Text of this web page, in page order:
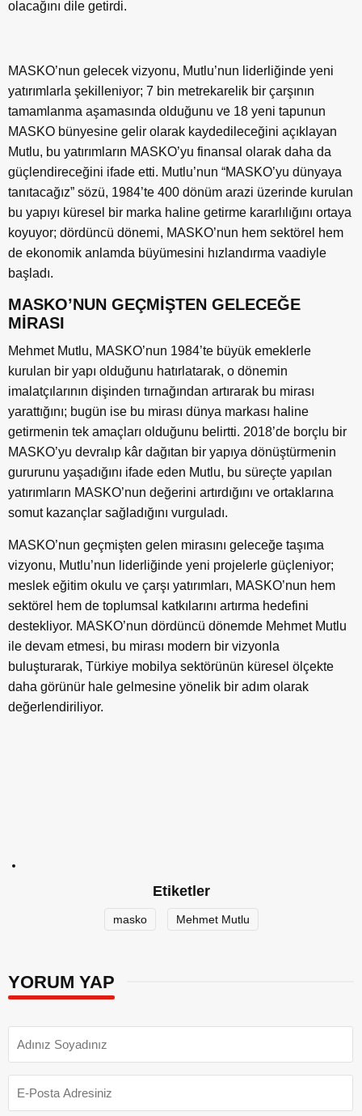
olacağını dile getirdi.
MASKO’nun gelecek vizyonu, Mutlu’nun liderliğinde yeni
yatırımlarla şekilleniyor; 7 bin metrekarelik bir çarşının
tamamlanma aşamasında olduğunu ve 18 yeni tapunun
MASKO bünyesine gelir olarak kaydedileceğini açıklayan
Mutlu, bu yatırımların MASKO’yu finansal olarak daha da
güçlendireceğini ifade etti. Mutlu’nun “MASKO’yu dünyaya
tanıtacağız” sözü, 1984’te 400 dönüm arazi üzerinde kurulan
bu yapıyı küresel bir marka haline getirme kararlılığını ortaya
koyuyor; dördüncü dönemi, MASKO’nun hem sektörel hem
de ekonomik anlamda büyümesini hızlandırma vaadiyle
başladı.
MASKO’NUN GEÇMİŞTEN GELECEĞE
MİRASI
Mehmet Mutlu, MASKO’nun 1984’te büyük emeklerle
kurulan bir yapı olduğunu hatırlatarak, o dönemin
imalatçılarının dişinden tırnağından artırarak bu mirası
yarattığını; bugün ise bu mirası dünya markası haline
getirmenin tek amaçları olduğunu belirtti. 2018’de borçlu bir
MASKO’yu devralıp kâr dağıtan bir yapıya dönüştürmenin
gururunu yaşadığını ifade eden Mutlu, bu süreçte yapılan
yatırımların MASKO’nun değerini artırdığını ve ortaklarına
somut kazançlar sağladığını vurguladı.
MASKO’nun geçmişten gelen mirasını geleceğe taşıma
vizyonu, Mutlu’nun liderliğinde yeni projelerle güçleniyor;
meslek eğitim okulu ve çarşı yatırımları, MASKO’nun hem
sektörel hem de toplumsal katkılarını artırma hedefini
destekliyor. MASKO’nun dördüncü dönemde Mehmet Mutlu
ile devam etmesi, bu mirası modern bir vizyonla
buluşturarak, Türkiye mobilya sektörünün küresel ölçekte
daha görünür hale gelmesine yönelik bir adım olarak
değerlendiriliyor.
Etiketler
masko Mehmet Mutlu
YORUM YAP